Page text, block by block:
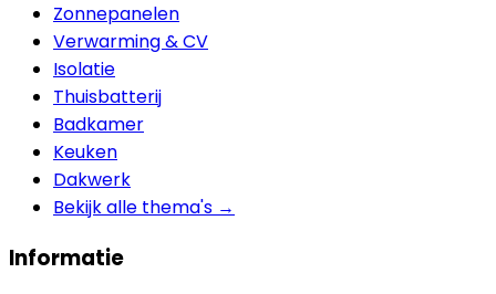
Zonnepanelen
Verwarming & CV
Isolatie
Thuisbatterij
Badkamer
Keuken
Dakwerk
Bekijk alle thema's →
Informatie